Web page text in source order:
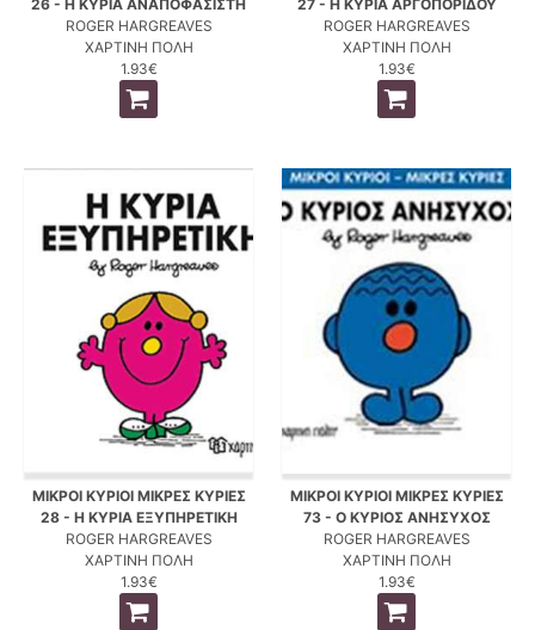
26 - Η ΚΥΡΙΑ ΑΝΑΠΟΦΑΣΙΣΤΗ
ROGER HARGREAVES
ΧΑΡΤΙΝΗ ΠΟΛΗ
1.93€
27 - Η ΚΥΡΙΑ ΑΡΓΟΠΟΡΙΔΟΥ
ROGER HARGREAVES
ΧΑΡΤΙΝΗ ΠΟΛΗ
1.93€
ΜΙΚΡΟΙ ΚΥΡΙΟΙ ΜΙΚΡΕΣ ΚΥΡΙΕΣ
28 - Η ΚΥΡΙΑ ΕΞΥΠΗΡΕΤΙΚΗ
ROGER HARGREAVES
ΧΑΡΤΙΝΗ ΠΟΛΗ
1.93€
ΜΙΚΡΟΙ ΚΥΡΙΟΙ ΜΙΚΡΕΣ ΚΥΡΙΕΣ
73 - Ο ΚΥΡΙΟΣ ΑΝΗΣΥΧΟΣ
ROGER HARGREAVES
ΧΑΡΤΙΝΗ ΠΟΛΗ
1.93€